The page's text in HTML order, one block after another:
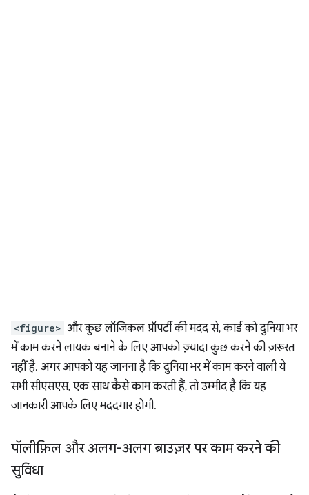
<figure> और कुछ लॉजिकल प्रॉपर्टी की मदद से, कार्ड को दुनिया भर
में काम करने लायक बनाने के लिए आपको ज़्यादा कुछ करने की ज़रूरत
नहीं है. अगर आपको यह जानना है कि दुनिया भर में काम करने वाली ये
सभी सीएसएस, एक साथ कैसे काम करती हैं, तो उम्मीद है कि यह
जानकारी आपके लिए मददगार होगी.
पॉलीफ़िल और अलग-अलग ब्राउज़र पर काम करने की
सुविधा